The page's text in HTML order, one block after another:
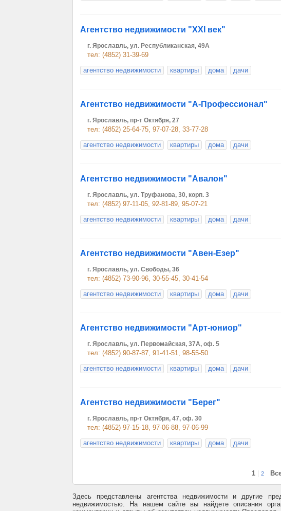
Агентство недвижимости "XXI век"
г. Ярославль, ул. Республиканская, 49А
тел: (4852) 31-39-69
агентство недвижимости
квартиры дома дачи
Агентство недвижимости "А-Профессионал"
г. Ярославль, пр-т Октября, 27
тел: (4852) 25-64-75, 97-07-28, 33-77-28
агентство недвижимости
квартиры дома дачи
Агентство недвижимости "Авалон"
г. Ярославль, ул. Труфанова, 30, корп. 3
тел: (4852) 97-11-05, 92-81-89, 95-07-21
агентство недвижимости
квартиры дома дачи
Агентство недвижимости "Авен-Езер"
г. Ярославль, ул. Свободы, 36
тел: (4852) 73-90-96, 30-55-45, 30-41-54
агентство недвижимости
квартиры дома дачи
Агентство недвижимости "Арт-юниор"
г. Ярославль, ул. Первомайская, 37А, оф. 5
тел: (4852) 90-87-87, 91-41-51, 98-55-50
агентство недвижимости
квартиры дома дачи
Агентство недвижимости "Берег"
г. Ярославль, пр-т Октября, 47, оф. 30
тел: (4852) 97-15-18, 97-06-88, 97-06-99
агентство недвижимости
квартиры дома дачи
1| 2
Здесь представлены агентства недвижимости и другие
недвижимостью. На нашем сайте вы найдете описания